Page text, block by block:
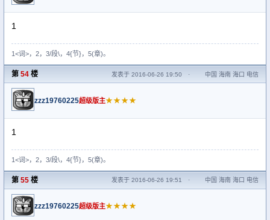
1
1<词>，2，3/段\，4{节}，5(章)。
第 54 楼 发表于 2016-06-26 19:50 · 中国 海南 海口 电信
zzz19760225超级版主★★★★
1
1<词>，2，3/段\，4{节}，5(章)。
第 55 楼 发表于 2016-06-26 19:51 · 中国 海南 海口 电信
zzz19760225超级版主★★★★